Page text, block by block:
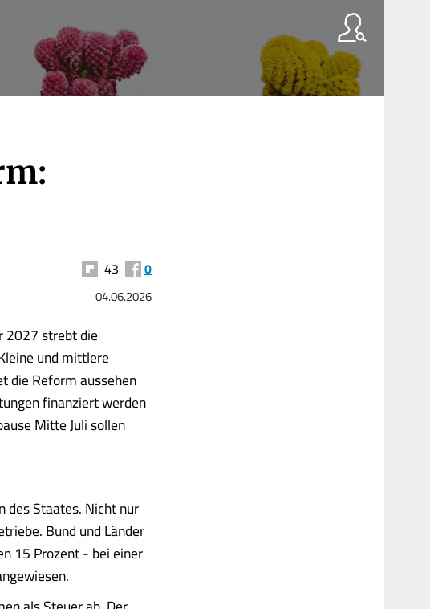
43 0
04.06.2026
2027 strebt die
und mittlere
die Reform aussehen
finanziert werden
Mitte Juli sollen
des Staates. Nicht nur
Bund und Länder
15 Prozent - bei einer